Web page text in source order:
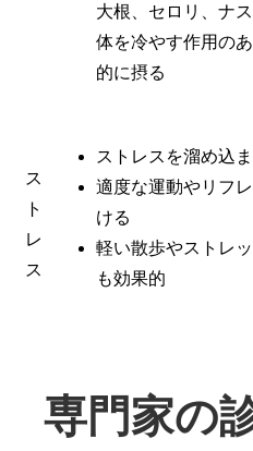
大根、セロリ、ナ
体を冷やす作用の
的に摂る
ス
ト
レ
ス
ストレスを溜め込
適度な運動やリフ
ける
軽い散歩やストレ
も効果的
専門家の